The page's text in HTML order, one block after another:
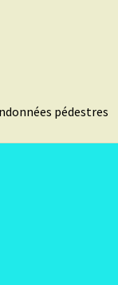
pédestres